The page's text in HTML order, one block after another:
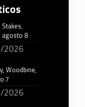
agosto 8
2026
Woodbine,
7
2026